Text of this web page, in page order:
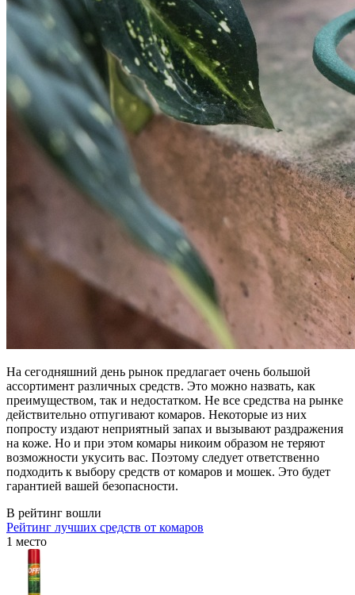
На сегодняшний день рынок предлагает очень большой
ассортимент различных средств. Это можно назвать, как
преимуществом, так и недостатком. Не все средства на рынке
действительно отпугивают комаров. Некоторые из них
попросту издают неприятный запах и вызывают раздражения
на коже. Но и при этом комары никоим образом не теряют
возможности укусить вас. Поэтому следует ответственно
подходить к выбору средств от комаров и мошек. Это будет
гарантией вашей безопасности.
В рейтинг вошли
Рейтинг лучших средств от комаров
1 место